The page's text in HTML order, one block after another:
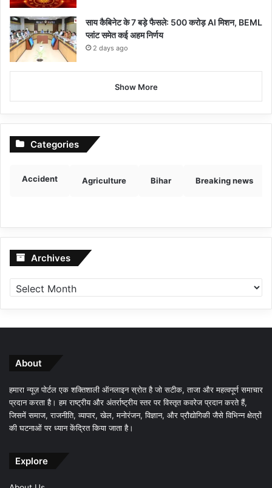
साय कैबिनेट के 7 बड़े फैसले: 500 करोड़ AI मिशन, BEML
प्लांट समेत कई अहम निर्णय
2 days ago
Show More
Categories
Accident Agriculture Bihar Breaking news
Archives Archives
About
हमारा न्यूज़ पोर्टल एक शक्तिशाली ऑनलाइन स्रोत है जो सटीक, ताजा और महत्वपूर्ण समाचार
प्रदान करता है। हम राष्ट्रीय और अंतर्राष्ट्रीय स्तर पर विस्तृत कवरेज प्रदान करते हैं,
जिसमें समाज, राजनीति, व्यापार, खेल, मनोरंजन, विज्ञान, और प्रौद्योगिकी जैसे विभिन्न क्षेत्रों
की घटनाओं पर ध्यान केंद्रित किया जाता है।
Explore